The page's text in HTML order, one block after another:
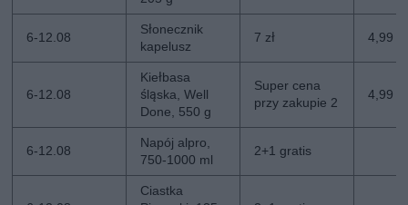
6-12.08
Słonecznik
kapelusz
7 zł 4,99
6-12.08
Kiełbasa
śląska, Well
Done, 550 g
Super cena
przy zakupie 2
4,99
6-12.08
Napój alpro,
750-1000 ml
2+1 gratis
Ciastka